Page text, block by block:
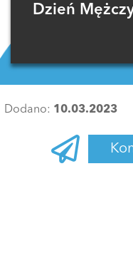
Dzień
Dodano: 10.03.2023